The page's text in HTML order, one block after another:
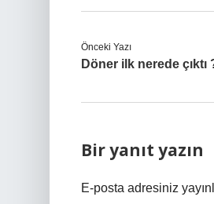
Önceki Yazı
Döner ilk nerede çıktı
Bir yanıt yazın
E-posta adresiniz